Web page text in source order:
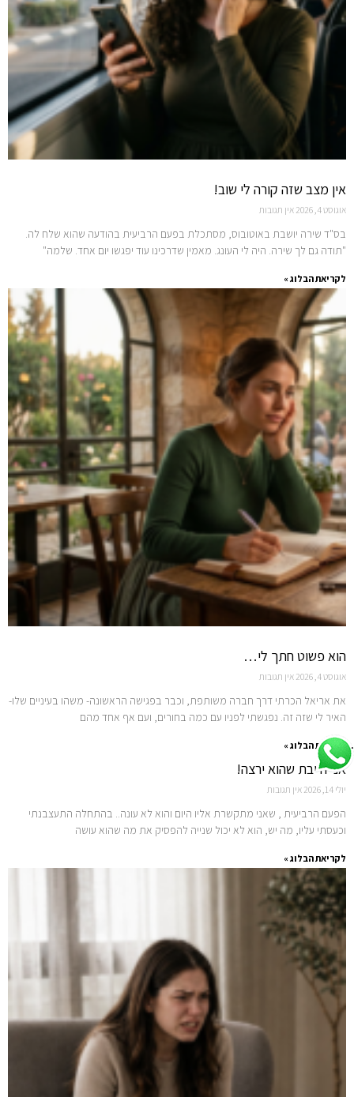
אין מצב שזה קורה לי שוב!
אוגוסט 4, 2026 אין תגובות
בס"ד שירה יושבת באוטובוס, מסתכלת בפעם הרביעית בהודעה שהוא שלח לה.
"תודה גם לך שירה. היה לי העונג. מאמין שדרכינו עוד יפגשו יום אחד. שלמה"
לקריאת הבלוג »
הוא פשוט חתך לי…
אוגוסט 4, 2026 אין תגובות
את אריאל הכרתי דרך חברה משותפת, וכבר בפגישה הראשונה- משהו בעיניים שלו-
האיר לי שזה זה. נפגשתי לפניו עם כמה בחורים, ועם אף אחד מהם
לקריאת הבלוג »
אני חייבת שהוא ירצה!
יולי 14, 2026 אין תגובות
הפעם הרביעית , שאני מתקשרת אליו היום והוא לא עונה.. בהתחלה התעצבנתי
וכעסתי עליו, מה יש, הוא לא יכול שנייה להפסיק את מה שהוא עושה
לקריאת הבלוג »
.